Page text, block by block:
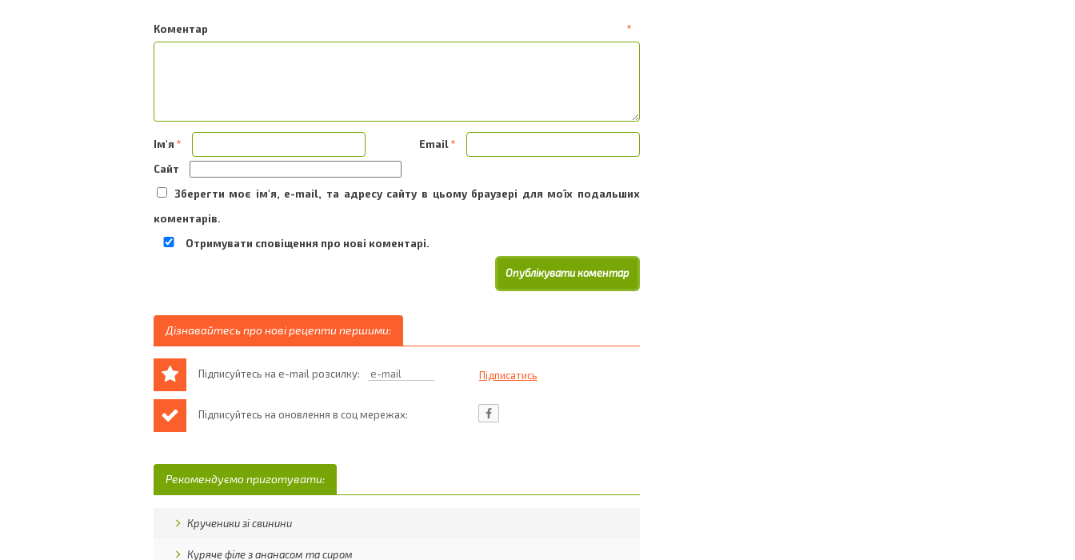
Коментар *
Ім'я * Email*
Сайт
Зберегти моє ім'я, e-mail, та адресу сайту в цьому браузері для моїх подальших
коментарів.
Отримувати сповіщення про нові коментарі.
Дізнавайтесь про нові рецепти першими:
Підписуйтесь на e-mail розсилку:
Підписуйтесь на оновлення в соц мережах:
Рекомендуємо приготувати:
Крученики зі свинини
Куряче філе з ананасом та сиром